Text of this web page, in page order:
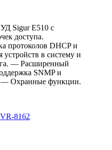
Sigur E510 с
доступа.
DHCP и
устройств в систему и
— Расширенный
SNMP и
— Охранные функции.
8162